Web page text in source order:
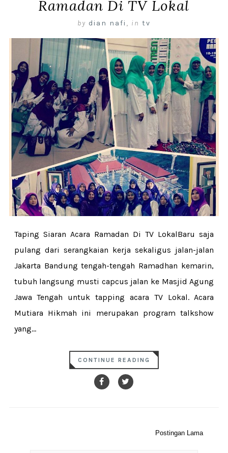
Ramadan Di TV Lokal
by dian nafi , in tv
Taping Siaran Acara Ramadan Di TV LokalBaru saja
pulang dari serangkaian kerja sekaligus jalan-jalan
Jakarta Bandung tengah-tengah Ramadhan kemarin,
tubuh langsung musti capcus jalan ke Masjid Agung
Jawa Tengah untuk tapping acara TV Lokal. Acara
Mutiara Hikmah ini merupakan program talkshow
yang...
CONTINUE READING
Postingan Lama